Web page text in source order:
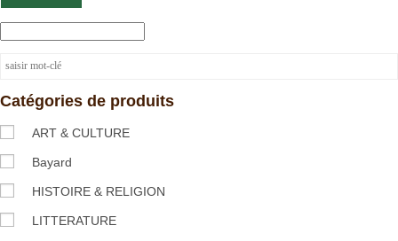
Catégories de produits
ART & CULTURE
Bayard
HISTOIRE & RELIGION
LITTERATURE